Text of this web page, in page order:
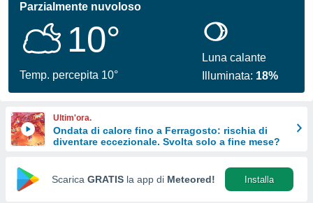
per
le
di
Web
Parzialmente nuvoloso
10°
Temp. percepita 10°
Luna calante
Illuminata: 18%
Ultim'ora.
Ondata di calore fino a Ferragosto: rischia di
diventare eccezionale. Svolta solo a fine mese?
Scarica GRATIS la app di Meteored! Installa